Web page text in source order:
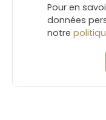
Pour en
données
notre